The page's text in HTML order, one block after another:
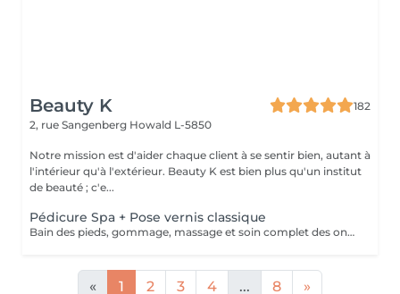
Beauty K
182
2, rue Sangenberg Howald L-5850
Notre mission est d'aider chaque client à se sentir bien, autant à
l'intérieur qu'à l'extérieur. Beauty K est bien plus qu'un institut
de beauté ; c'e...
Pédicure Spa + Pose vernis classique
Bain des pieds, gommage, massage et soin complet des ongles de pieds + Pose de vernis classique pieds.
« 1 2 3 4 ... 8 »